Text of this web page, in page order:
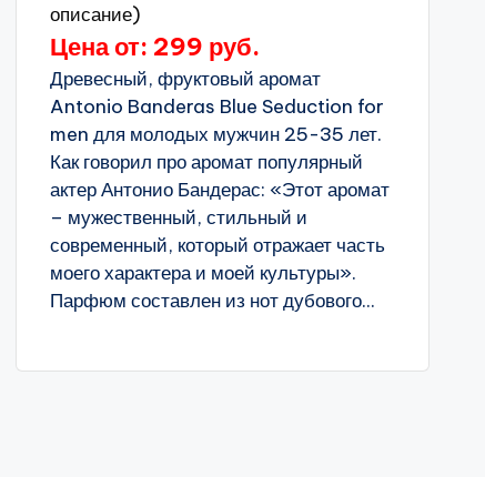
описание)
Цена от: 299 руб.
Древесный, фруктовый аромат
Antonio Banderas Blue Seduction for
men для молодых мужчин 25-35 лет.
Как говорил про аромат популярный
актер Антонио Бандерас: «Этот аромат
– мужественный, стильный и
современный, который отражает часть
моего характера и моей культуры».
Парфюм составлен из нот дубового...